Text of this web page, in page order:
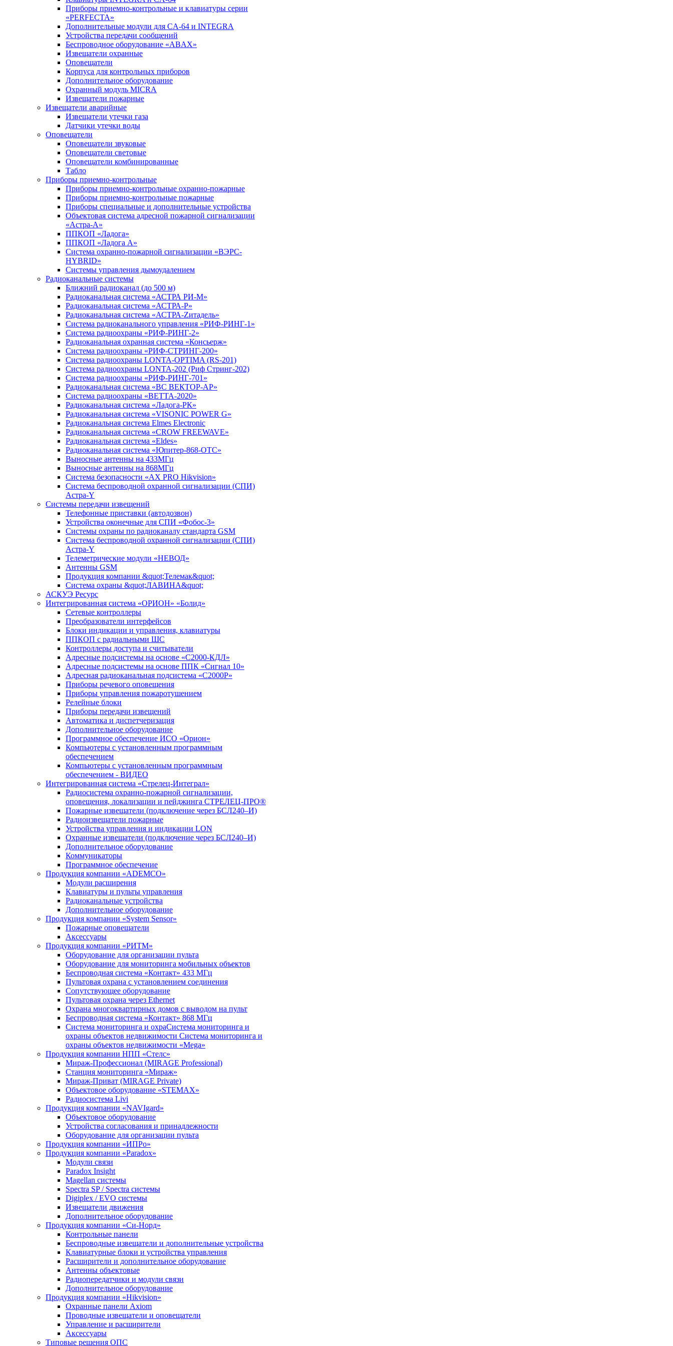
Приборы приемно-контрольные и клавиатуры серии
«PERFECTA»
Дополнительные модули для CA-64 и INTEGRA
Устройства передачи сообщений
Беспроводное оборудование «ABAX»
Извещатели охранные
Оповещатели
Корпуса для контрольных приборов
Дополнительное оборудование
Охранный модуль MICRA
Извещатели пожарные
Извещатели аварийные
Извещатели утечки газа
Датчики утечки воды
Оповещатели
Оповещатели звуковые
Оповещатели световые
Оповещатели комбинированные
Табло
Приборы приемно-контрольные
Приборы приемно-контрольные охранно-пожарные
Приборы приемно-контрольные пожарные
Приборы специальные и дополнительные устройства
Объектовая система адресной пожарной сигнализации
«Астра-А»
ППКОП «Ладога»
ППКОП «Ладога А»
Система охранно-пожарной сигнализации «ВЭРС-
HYBRID»
Системы управления дымоудалением
Радиоканальные системы
Ближний радиоканал (до 500 м)
Радиоканальная система «АСТРА РИ-М»
Радиоканальная система «АСТРА-Р»
Радиоканальная система «АСТРА-Zитадель»
Система радиоканального управления «РИФ-РИНГ-1»
Система радиоохраны «РИФ-РИНГ-2»
Радиоканальная охранная система «Консьерж»
Система радиоохраны «РИФ-СТРИНГ-200»
Система радиоохраны LONTA-OPTIMA (RS-201)
Система радиоохраны LONTA-202 (Риф Стринг-202)
Система радиоохраны «РИФ-РИНГ-701»
Радиоканальная система «ВС ВЕКТОР-АР»
Система радиоохраны «ВЕТТА-2020»
Радиоканальная система «Ладога-РК»
Радиоканальная система «VISONIC POWER G»
Радиоканальная система Elmes Electronic
Радиоканальная система «CROW FREEWAVE»
Радиоканальная система «Eldes»
Радиоканальная система «Юпитер-868-ОТС»
Выносные антенны на 433МГц
Выносные антенны на 868МГц
Система безопасности «AX PRO Hikvision»
Система беспроводной охранной сигнализации (СПИ)
Астра-Y
Системы передачи извещений
Телефонные приставки (автодозвон)
Устройства оконечные для СПИ «Фобос-3»
Системы охраны по радиоканалу стандарта GSM
Система беспроводной охранной сигнализации (СПИ)
Астра-Y
Телеметрические модули «НЕВОД»
Антенны GSM
Продукция компании &quot;Телемак&quot;
Система охраны &quot;ЛАВИНА&quot;
АСКУЭ Ресурс
Интегрированная система «ОРИОН» «Болид»
Сетевые контроллеры
Преобразователи интерфейсов
Блоки индикации и управления, клавиатуры
ППКОП с радиальными ШС
Контроллеры доступа и считыватели
Адресные подсистемы на основе «С2000-КДЛ»
Адресные подсистемы на основе ППК «Сигнал 10»
Адресная радиоканальная подсистема «С2000Р»
Приборы речевого оповещения
Приборы управления пожаротушением
Релейные блоки
Приборы передачи извещений
Автоматика и диспетчеризация
Дополнительное оборудование
Программное обеспечение ИСО «Орион»
Компьютеры с установленным программным
обеспечением
Компьютеры с установленным программным
обеспечением - ВИДЕО
Интегрированная система «Стрелец-Интеграл»
Радиосистема охранно-пожарной сигнализации,
оповещения, локализации и пейджинга СТРЕЛЕЦ-ПРО®
Пожарные извещатели (подключение через БСЛ240–И)
Радиоизвещатели пожарные
Устройства управления и индикации LON
Охранные извещатели (подключение через БСЛ240–И)
Дополнительное оборудование
Коммуникаторы
Программное обеспечение
Продукция компании «ADEMCO»
Модули расширения
Клавиатуры и пульты управления
Радиоканальные устройства
Дополнительное оборудование
Продукция компании «System Sensor»
Пожарные оповещатели
Аксессуары
Продукция компании «РИТМ»
Оборудование для организации пульта
Оборудование для мониторинга мобильных объектов
Беспроводная система «Контакт» 433 МГц
Пультовая охрана с установлением соединения
Сопутствующее оборудование
Пультовая охрана через Ethernet
Охрана многоквартирных домов с выводом на пульт
Беспроводная система «Контакт» 868 МГц
Система мониторинга и охраСистема мониторинга и
охраны объектов недвижимости Система мониторинга и
охраны объектов недвижимости «Mega»
Продукция компании НПП «Стелс»
Мираж-Профессионал (MIRAGE Professional)
Станция мониторинга «Мираж»
Мираж-Приват (MIRAGE Private)
Объектовое оборудование «STEMAX»
Радиосистема Livi
Продукция компании «NAVIgard»
Объектовое оборудование
Устройства согласования и принадлежности
Оборудование для организации пульта
Продукция компании «ИПРо»
Продукция компании «Paradox»
Модули связи
Paradox Insight
Magellan системы
Spectra SP / Spectra системы
Digiplex / EVO системы
Извещатели движения
Дополнительное оборудование
Продукция компании «Си-Норд»
Контрольные панели
Беспроводные извещатели и дополнительные устройства
Клавиатурные блоки и устройства управления
Расширители и дополнительное оборудование
Антенны объектовые
Радиопередатчики и модули связи
Дополнительное оборудование
Продукция компании «Hikvision»
Охранные панели Axiom
Проводные извещатели и оповещатели
Управление и расширители
Аксессуары
Типовые решения ОПС